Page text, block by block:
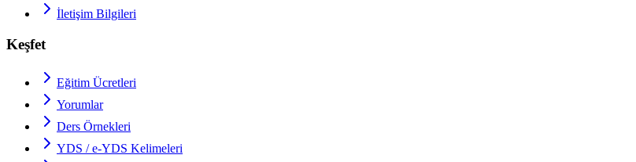
İletişim Bilgileri
Keşfet
Eğitim Ücretleri
Yorumlar
Ders Örnekleri
YDS / e-YDS Kelimeleri